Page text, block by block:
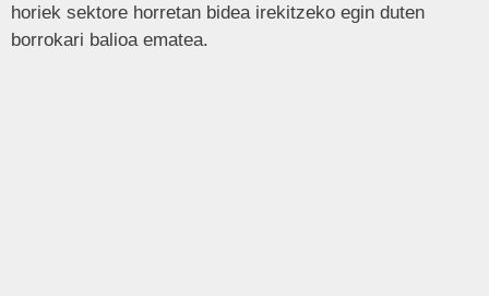
horiek sektore horretan bidea irekitzeko egin duten
borrokari balioa ematea.